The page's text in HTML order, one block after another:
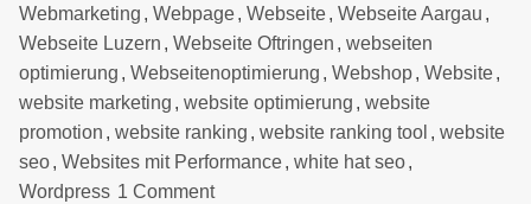
Webmarketing , Webpage, Webseite, Webseite Aargau ,
Webseite Luzern , Webseite Oftringen , webseiten
optimierung , Webseitenoptimierung , Webshop, Website,
website marketing , website optimierung , website
promotion , website ranking , website ranking tool , website
seo, Websites mit Performance, white hat seo,
Wordpress 1 Comment